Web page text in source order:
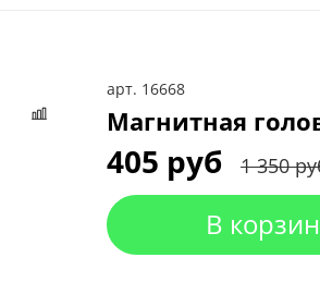
арт. 16668
Магнитная
405 руб 1 350
В